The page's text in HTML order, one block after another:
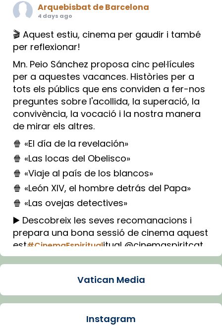
Arquebisbat de Barcelona
4 days ago
🎬 Aquest estiu, cinema per gaudir i també
per reflexionar!
Mn. Peio Sánchez proposa cinc pel·lícules
per a aquestes vacances. Històries per a
tots els públics que ens conviden a fer-nos
preguntes sobre l'acollida, la superació, la
convivència, la vocació i la nostra manera
de mirar els altres.
🍿 «El día de la revelación»
🍿 «Las locas del Obelisco»
🍿 «Viaje al país de los blancos»
🍿 «León XIV, el hombre detrás del Papa»
🍿 «Las ovejas detectives»
▶️ Descobreix les seves recomanacions i
prepara una bona sessió de cinema aquest
est#CinemaEspiritualitual @cinemaspiritcat
Imatge: Generada amb IA (OpenAI)
Arquebisbat de Barcelona
Vatican Media
Instagram